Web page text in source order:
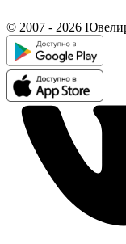
© 2007 - 2026